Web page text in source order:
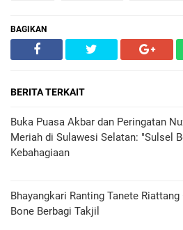
BAGIKAN
BERITA TERKAIT
Buka Puasa Akbar dan Peringatan
Meriah di Sulawesi Selatan: "Sulsel
Kebahagiaan
Bhayangkari Ranting Tanete Riattang
Bone Berbagi Takjil